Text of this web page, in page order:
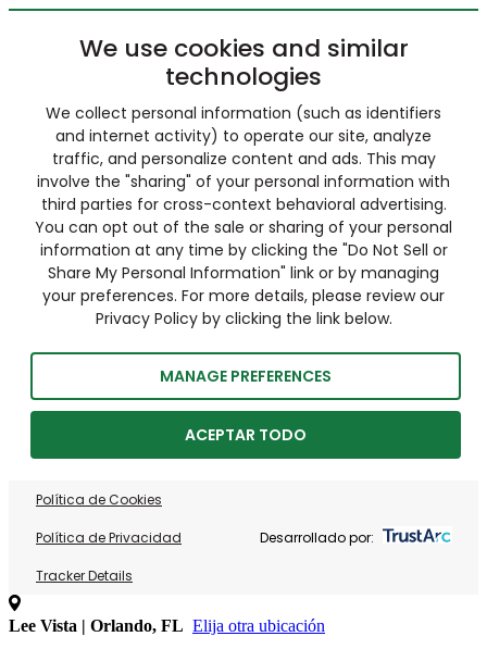
We use cookies and similar
technologies
We collect personal information (such as identifiers
and internet activity) to operate our site, analyze
traffic, and personalize content and ads. This may
involve the "sharing" of your personal information with
third parties for cross-context behavioral advertising.
You can opt out of the sale or sharing of your personal
information at any time by clicking the "Do Not Sell or
Share My Personal Information" link or by managing
your preferences. For more details, please review our
Privacy Policy by clicking the link below.
MANAGE PREFERENCES
ACEPTAR TODO
Política de Cookies
Política de Privacidad
Tracker Details
Desarrollado por:
Lee Vista | Orlando, FL Elija otra ubicación